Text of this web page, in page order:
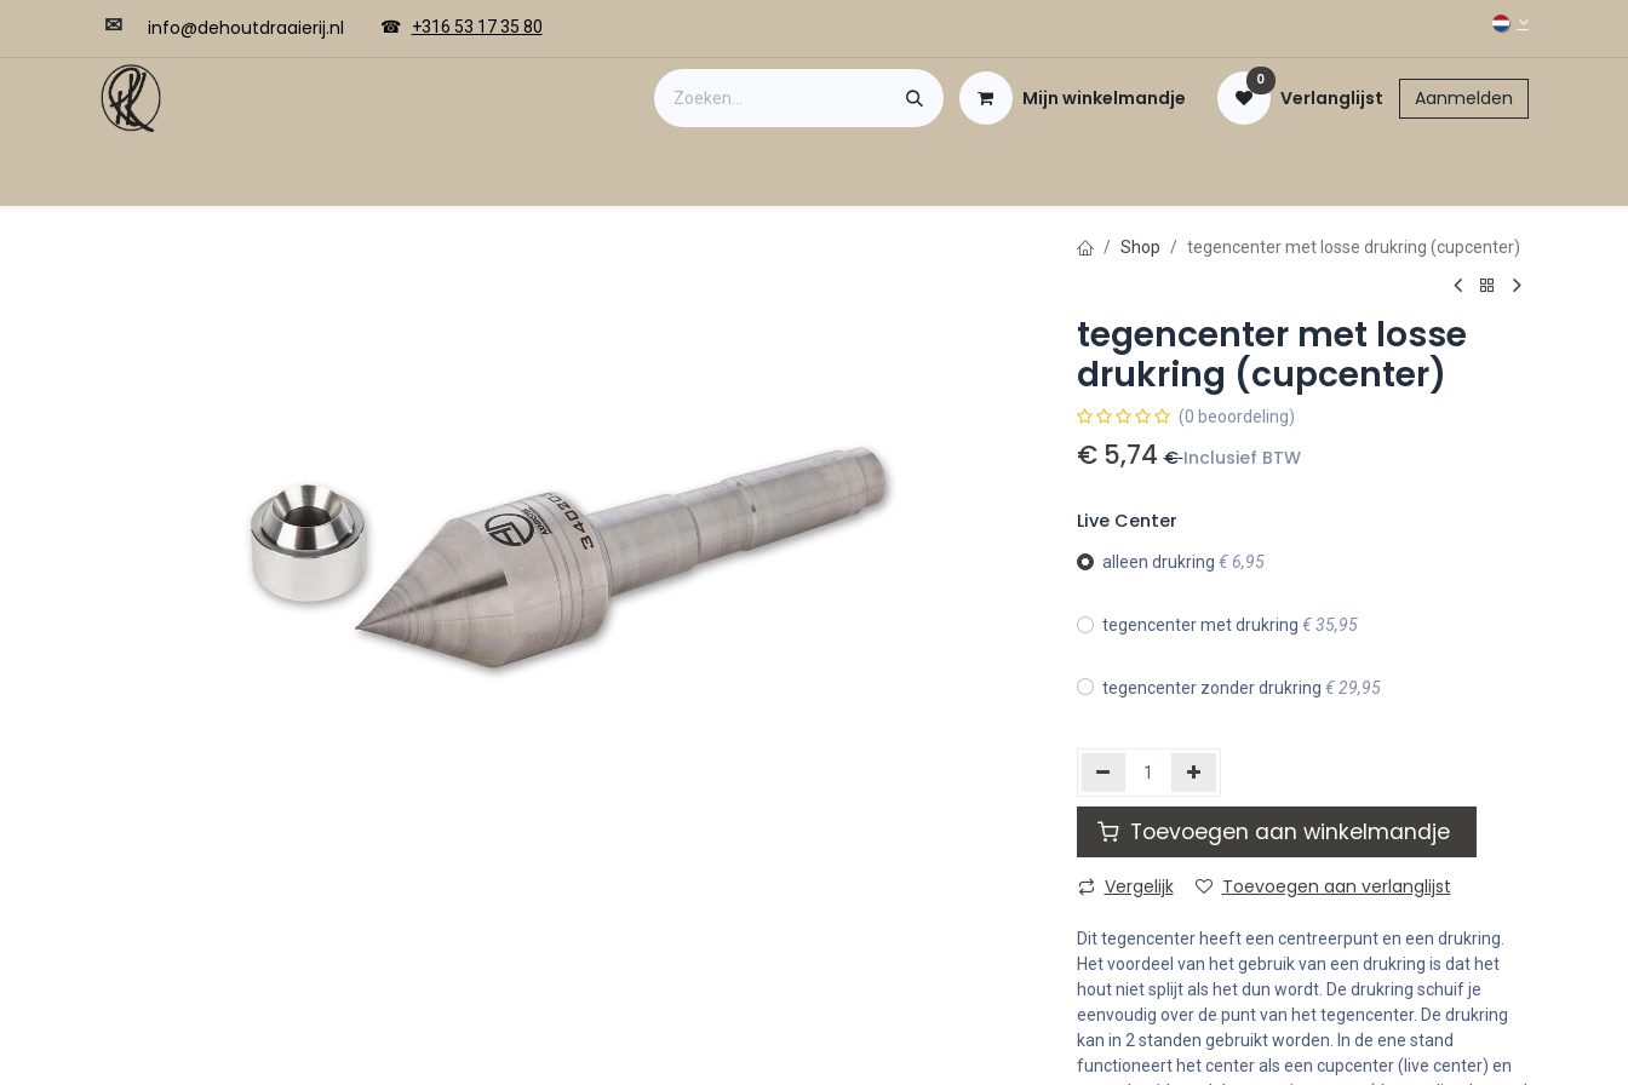
✉ ​​info@dehoutdraaierij.nl ☎ +316 53 17 35 80
Mijn winkelmandje
0
Verlanglijst Aanmelden
Shop tegencenter met losse drukring (cupcenter)
tegencenter met losse
drukring (cupcenter)
(0 beoordeling)
€ 5,74 € Inclusief BTW
Live Center
alleen drukring € 6,95
tegencenter met drukring €35,95
tegencenter zonder drukring €29,95
Toevoegen aan winkelmandje
Vergelijk Toevoegen aan verlanglijst
Dit tegencenter heeft een centreerpunt en een drukring.
Het voordeel van het gebruik van een drukring is dat het
hout niet splijt als het dun wordt. De drukring schuif je
eenvoudig over de punt van het tegencenter. De drukring
kan in 2 standen gebruikt worden. In de ene stand
functioneert het center als een cupcenter (live center) en